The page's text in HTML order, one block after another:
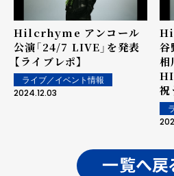
Hilcrhyme アンコール
公演「24/7 LIVE」を発表
【ライブレポ】
ライブ／イベント情報
2024.12.03
谷
相
祝
一覧へ戻